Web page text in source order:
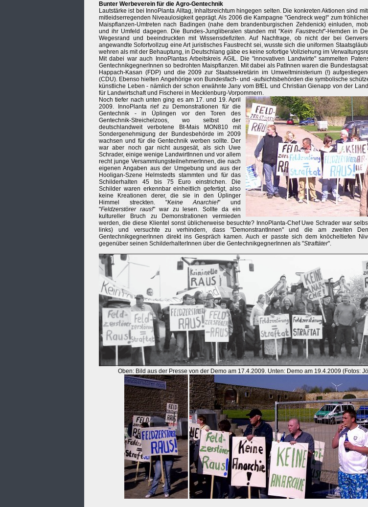
Bunter Werbeverein für die Agro-Gentechnik
Lautstärke ist bei InnoPlanta Alltag, Inhaltsreichtum hingegen selten. Die konkreten Aktionen sind
mitleidserregenden Niveaulosigkeit geprägt. Als 2006 die Kampagne "Gendreck weg!" zum
Maispflanzen-Umtreten nach Badingen (nahe dem brandenburgischen Zehdenick) einluden,
und ihr Umfeld dagegen. Die Bundes-Jungliberalen standen mit "Kein Faustrecht"-Hemden in
Wegesrand und beeindruckten mit Wissensdefiziten. Auf Nachfrage, ob nicht der bei
angewandte Sofortvollzug eine Art juristisches Faustrecht sei, wusste sich die uniformen
wehren als mit der Behauptung, in Deutschlang gäbe es keine sofortige Vollziehung im
Mit dabei war auch InnoPlantas Arbeitskreis AGIL. Die "innovativen Landwirte" sammelten
GentechnikgegnerInnen so bedrohten Maispflanzen. Mit dabei als PatInnen waren die
Happach-Kasan (FDP) und die 2009 zur Staatssekretärin im Umweltministerium (!)
(CDU). Ebenso hielten Angehörige von Bundesfach- und -aufsichtsbehörden die symbolische
künstliche Leben - nämlich der schon erwähnte Jany vom BfEL und Christian Gienapp von der
für Landwirtschaft und Fischerei in Mecklenburg-Vorpommern.
Noch tiefer nach unten ging es am 17. und 19. April
2009. InnoPlanta rief zu Demonstrationen für die
Gentechnik - in Üplingen vor den Toren des
Gentechnik-Streichelzoos, wo selbst der
deutschlandweit verbotene Bt-Mais MON810 mit
Sondergenehmigung der Bundesbehörde im 2009
wachsen und für die Gentechnik werben sollte. Der
war aber noch gar nicht ausgesät, als sich Uwe
Schrader, einige wenige LandwirtInnen und vor allem
recht junge VersammlungsteilnehmerInnen, die nach
eigenen Angaben aus der Umgebung und aus der
Hooligan-Szene Helmstedts stammten und für das
Schilderhalten 45 bis 75 Euro einstrichen. Die
Schilder waren erkennbar einheitlich gefertigt, also
keine Kreationen derer, die sie in den Üplinger
Himmel streckten. "Keine Anarchie!" und
"Feldzerstörer raus!" war zu lesen. Sollte da ein
kultureller Bruch zu Demonstrationen vermieden
werden, die diese Klientel sonst üblicherweise besuchte? InnoPlanta-Chef Uwe Schrader war
links) und versuchte zu verhindern, dass "DemonstrantInnen" und die am zweiten
GentechnikgegnerInnen direkt ins Gespräch kamen. Auch er passte sich dem knöcheltiefen
gegenüber seinen SchilderhalterInnen über die GentechnikgegnerInnen als "Straftäter".
Oben: Bild aus der Presse von der Demo am 17.4.2009. Unten: Demo am 19.4.2009 (Fotos: